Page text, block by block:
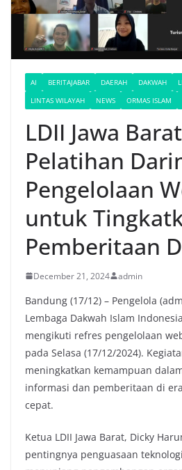
AI BERITAJABAR DAERAH DAKWAH
LINTAS WILAYAH
NEWS ORMAS ISLAM
LDII Jawa
Pelatihan
Pengelolaan
untuk
Pemberitaan
December 21, 2024 admin
Bandung (17/12) – Pengelola
Lembaga Dakwah Islam
mengikuti refres pengelolaan
pada Selasa (17/12/2024).
meningkatkan kemampuan
informasi dan pemberitaan di
cepat.
Ketua LDII Jawa Barat, Dicky
pentingnya penguasaan